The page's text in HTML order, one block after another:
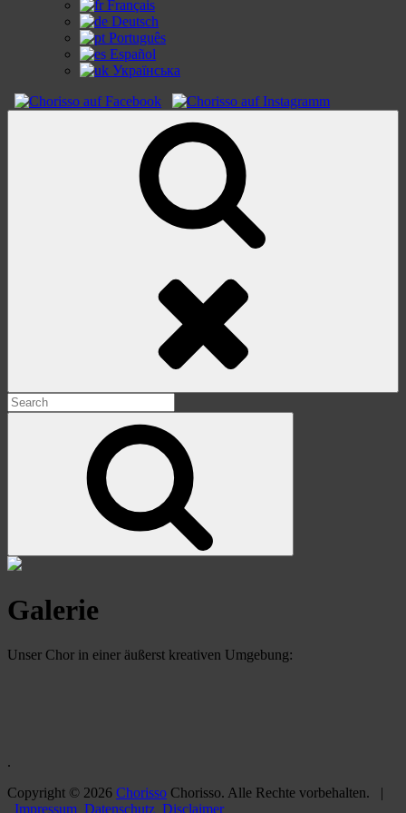
Français
Deutsch
Português
Español
Українська
Search
for:
Galerie
Unser Chor in einer äußerst kreativen Umgebung:
.
Copyright © 2026 Chorisso Chorisso. Alle Rechte vorbehalten. |
Impressum Datenschutz Disclaimer